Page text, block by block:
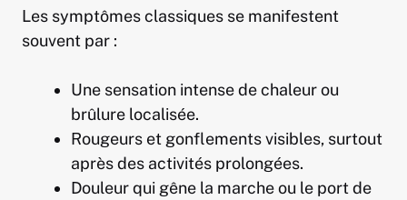
Les symptômes classiques se manifestent
souvent par :
Une sensation intense de chaleur ou
brûlure localisée.
Rougeurs et gonflements visibles, surtout
après des activités prolongées.
Douleur qui gêne la marche ou le port de